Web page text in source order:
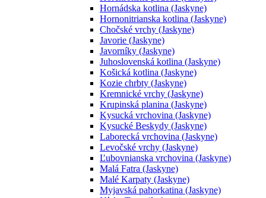
Hornádska kotlina (Jaskyne)
Hornonitrianska kotlina (Jaskyne)
Chočské vrchy (Jaskyne)
Javorie (Jaskyne)
Javorníky (Jaskyne)
Juhoslovenská kotlina (Jaskyne)
Košická kotlina (Jaskyne)
Kozie chrbty (Jaskyne)
Kremnické vrchy (Jaskyne)
Krupinská planina (Jaskyne)
Kysucká vrchovina (Jaskyne)
Kysucké Beskydy (Jaskyne)
Laborecká vrchovina (Jaskyne)
Levočské vrchy (Jaskyne)
Ľubovnianska vrchovina (Jaskyne)
Malá Fatra (Jaskyne)
Malé Karpaty (Jaskyne)
Myjavská pahorkatina (Jaskyne)